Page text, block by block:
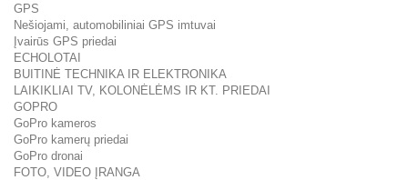
GPS
Nešiojami, automobiliniai GPS imtuvai
Įvairūs GPS priedai
ECHOLOTAI
BUITINĖ TECHNIKA IR ELEKTRONIKA
LAIKIKLIAI TV, KOLONĖLĖMS IR KT. PRIEDAI
GOPRO
GoPro kameros
GoPro kamerų priedai
GoPro dronai
FOTO, VIDEO ĮRANGA